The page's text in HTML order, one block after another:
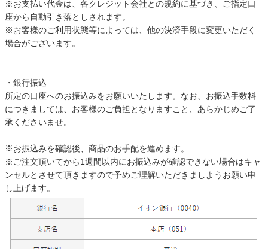
ベッド
学習机
ホームオフィス
こたつ
寝具
※お支払い代金は、各クレジット会社との規約に基づき、ご指定口
座から自動引き落としされます。
※お客様のご利用状態等によっては、他の決済手段に変更いただく
場合がございます。
・銀行振込
所定の口座へのお振込みをお願いいたします。なお、お振込手数料
につきましては、お客様のご負担となりますこと、あらかじめご了
承くださいませ。
※お振込みを確認後、商品のお手配を進めます。
※ご注文頂いてから1週間以内にお振込みが確認できない場合はキャ
ンセルとさせて頂きますので予めご理解いただきましようお願い申
し上げます。